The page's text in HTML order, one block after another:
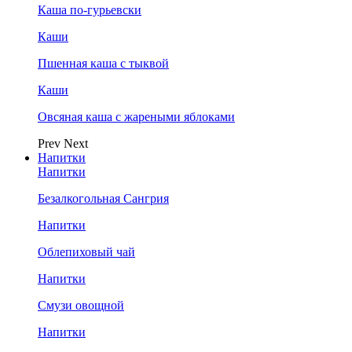
Каша по-гурьевски
Каши
Пшенная каша с тыквой
Каши
Овсяная каша с жареными яблоками
Prev Next
Напитки
Напитки
Безалкогольная Сангрия
Напитки
Облепиховый чай
Напитки
Смузи овощной
Напитки